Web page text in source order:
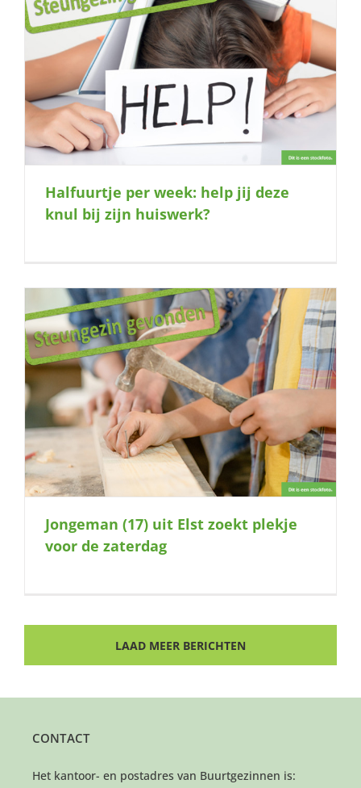
Halfuurtje per week: help jij deze
knul bij zijn huiswerk?
Jongeman (17) uit Elst zoekt plekje
voor de zaterdag
LAAD MEER BERICHTEN
CONTACT
Het kantoor- en postadres van Buurtgezinnen is: